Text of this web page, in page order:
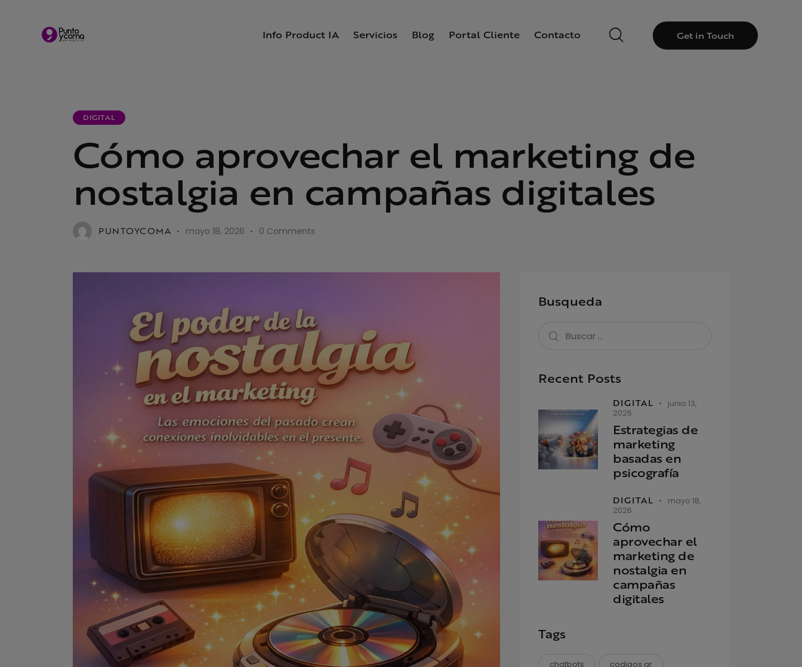
Info Product IA Servicios Blog Portal Cliente Contacto Get in Touch
DIGITAL
Cómo aprovechar el marketing de
nostalgia en campañas digitales
PUNTOYCOMA mayo 18, 2026 0 Comments
Busqueda
Recent Posts
DIGITAL
junio 13,
2026
Estrategias de
marketing
basadas en
psicografía
DIGITAL
mayo 18,
2026
Cómo
aprovechar el
marketing de
nostalgia en
campañas
digitales
Tags
chatbots codigos qr